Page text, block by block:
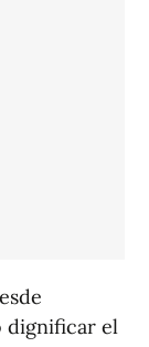
dignificar el